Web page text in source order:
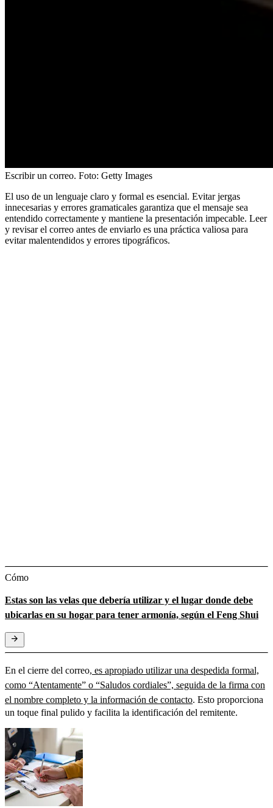
Escribir un correo. Foto: Getty Images
El uso de un lenguaje claro y formal es esencial. Evitar jergas
innecesarias y errores gramaticales garantiza que el mensaje sea
entendido correctamente y mantiene la presentación impecable. Leer
y revisar el correo antes de enviarlo es una práctica valiosa para
evitar malentendidos y errores tipográficos.
Cómo
Estas son las velas que debería utilizar y el lugar donde debe
ubicarlas en su hogar para tener armonía, según el Feng Shui
En el cierre del correo, es apropiado utilizar una despedida formal,
como “Atentamente” o “Saludos cordiales”, seguida de la firma con
el nombre completo y la información de contacto. Esto proporciona
un toque final pulido y facilita la identificación del remitente.